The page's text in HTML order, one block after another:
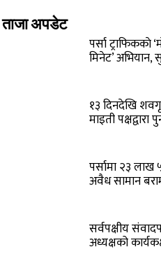
ताजा अपडेट
पर्सा
मिनेट’ अभियान,
१३ दिनदेखि
माइती
पर्सामा २३ लाख
अवैध सामान
सर्वपक्षीय
अध्यक्षको